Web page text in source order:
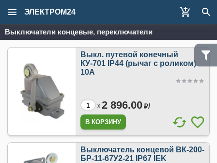
ЭЛЕКТРОМ24
Выключатели концевые, переключатели
Выкл. путевой конечный
КУ-701 IP44 (рычаг с роликом)
10А
x 2 896.00₽/
Выключатель концевой ВК-200-
БР-11-67У2-21 IP67 IEK